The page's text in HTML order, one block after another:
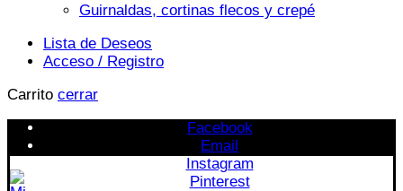
Guirnaldas, cortinas flecos y crepé
Lista de Deseos
Acceso / Registro
Carrito cerrar
Facebook
Email
Instagram
Pinterest